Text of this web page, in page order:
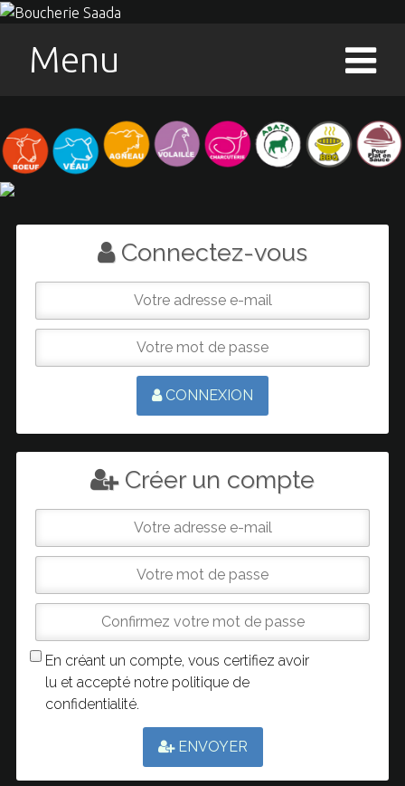
Menu
Connectez-vous
CONNEXION
Créer un compte
En créant un compte, vous certifiez avoir
lu et accepté notre politique de
confidentialité.
ENVOYER